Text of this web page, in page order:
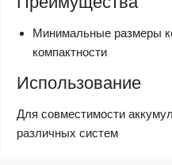
Минимальные размеры
компактности
Использование
Для совместимости
различных систем